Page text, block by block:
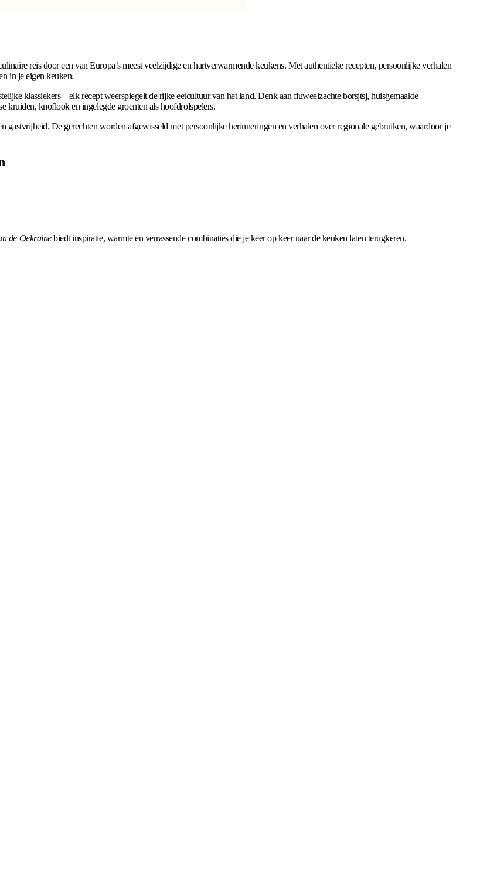
reis door een van Europa’s meest veelzijdige en hartverwarmende keukens. Met authentieke recepten, persoonlijke verhalen
in je eigen keuken.
klassiekers – elk recept weerspiegelt de rijke eetcultuur van het land. Denk aan fluweelzachte borsjtsj, huisgemaakte
kruiden, knoflook en ingelegde groenten als hoofdrolspelers.
gastvrijheid. De gerechten worden afgewisseld met persoonlijke herinneringen en verhalen over regionale gebruiken, waardoor je
de Oekrainebiedt inspiratie, warmte en verrassende combinaties die je keer op keer naar de keuken laten terugkeren.